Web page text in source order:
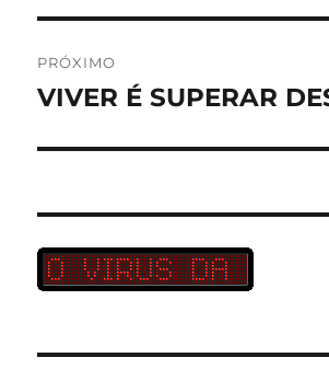
PRÓXIMO
Próximo
VIVER É SUPERAR